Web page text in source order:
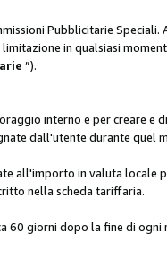
Pubblicitarie Speciali.
in qualsiasi
”).
interno e per creare e
dall'utente durante quel
all'importo in valuta locale
nella scheda tariffaria.
60 giorni dopo la fine di ogni